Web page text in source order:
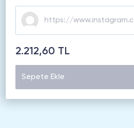
2.212,60 TL
Sepete Ekle